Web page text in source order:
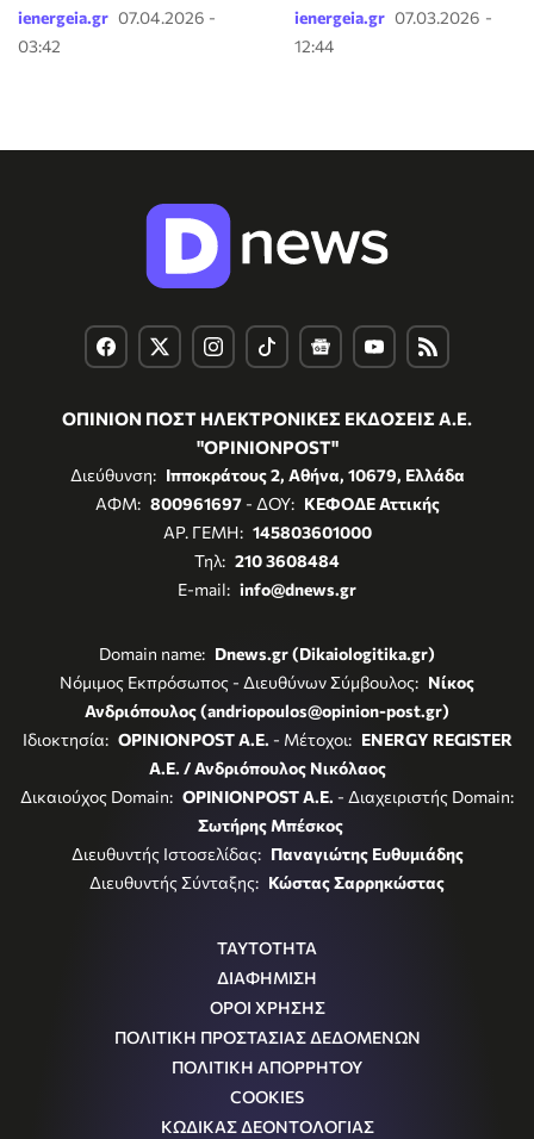
ienergeia.gr 07.04.2026 -
03:42
ienergeia.gr 07.03.2026 -
12:44
ΟΠΙΝΙΟΝ ΠΟΣΤ ΗΛΕΚΤΡΟΝΙΚΕΣ ΕΚΔΟΣΕΙΣ Α.Ε.
"OPINIONPOST"
Διεύθυνση: Ιπποκράτους 2, Αθήνα, 10679, Ελλάδα
ΑΦΜ: 800961697- ΔΟΥ: ΚΕΦΟΔΕ Αττικής
ΑΡ. ΓΕΜΗ: 145803601000
Τηλ: 210 3608484
E-mail: info@dnews.gr
Domain name: Dnews.gr (Dikaiologitika.gr)
Νόμιμος Εκπρόσωπος - Διευθύνων Σύμβουλος: Νίκος
Ανδριόπουλος (andriopoulos@opinion-post.gr)
Ιδιοκτησία: OPINIONPOST A.E. - Μέτοχοι: ENERGY REGISTER
Α.Ε. / Ανδριόπουλος Νικόλαος
Δικαιούχος Domain: OPINIONPOST A.E. - Διαχειριστής Domain:
Σωτήρης Μπέσκος
Διευθυντής Ιστοσελίδας: Παναγιώτης Ευθυμιάδης
Διευθυντής Σύνταξης: Κώστας Σαρρηκώστας
ΤΑΥΤΟΤΗΤΑ
ΔΙΑΦΗΜΙΣΗ
ΟΡΟΙ ΧΡΗΣΗΣ
ΠΟΛΙΤΙΚΗ ΠΡΟΣΤΑΣΙΑΣ ΔΕΔΟΜΕΝΩΝ
ΠΟΛΙΤΙΚΗ ΑΠΟΡΡΗΤΟΥ
COOKIES
ΚΩΔΙΚΑΣ ΔΕΟΝΤΟΛΟΓΙΑΣ